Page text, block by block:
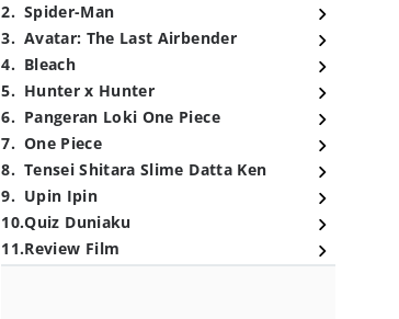
2. Spider-Man
3. Avatar: The Last Airbender
4. Bleach
5. Hunter x Hunter
6. Pangeran Loki One Piece
7. One Piece
8. Tensei Shitara Slime Datta Ken
9. Upin Ipin
10.Quiz Duniaku
11.Review Film